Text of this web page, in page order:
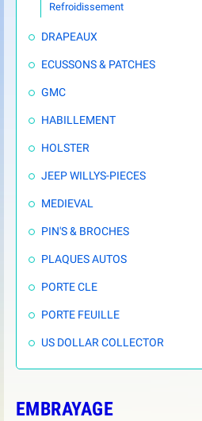
Refroidissement
DRAPEAUX
ECUSSONS & PATCHES
GMC
HABILLEMENT
HOLSTER
JEEP WILLYS-PIECES
MEDIEVAL
PIN'S & BROCHES
PLAQUES AUTOS
PORTE CLE
PORTE FEUILLE
US DOLLAR COLLECTOR
EMBRAYAGE